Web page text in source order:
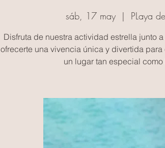
sáb, 17 may
  |
PLaya
Disfruta de nuestra actividad estrella junto
ofrecerte una vivencia única y divertida
un lugar tan especial como